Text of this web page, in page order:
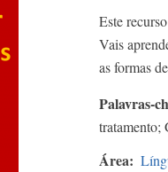
Este
Vais
as formas
Palavras-
tratamento;
Área